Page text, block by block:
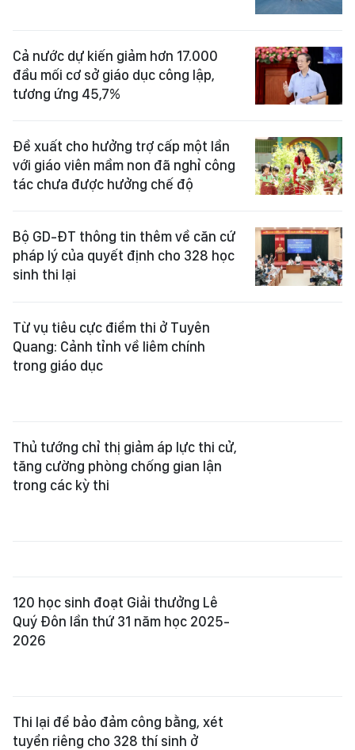
Cả nước dự kiến giảm hơn 17.000
đầu mối cơ sở giáo dục công lập,
tương ứng 45,7%
Đề xuất cho hưởng trợ cấp một lần
với giáo viên mầm non đã nghỉ công
tác chưa được hưởng chế độ
Bộ GD-ĐT thông tin thêm về căn cứ
pháp lý của quyết định cho 328 học
sinh thi lại
Từ vụ tiêu cực điểm thi ở Tuyên
Quang: Cảnh tỉnh về liêm chính
trong giáo dục
Thủ tướng chỉ thị giảm áp lực thi cử,
tăng cường phòng chống gian lận
trong các kỳ thi
120 học sinh đoạt Giải thưởng Lê
Quý Đôn lần thứ 31 năm học 2025-
2026
Thi lại để bảo đảm công bằng, xét
tuyển riêng cho 328 thí sinh ở